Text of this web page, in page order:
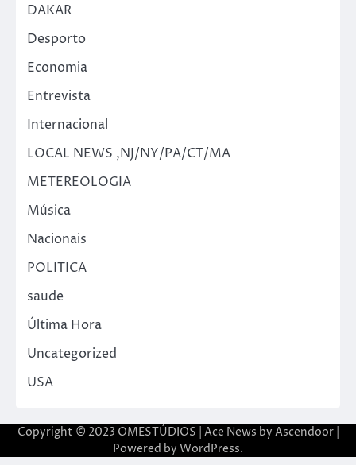
DAKAR
Desporto
Economia
Entrevista
Internacional
LOCAL NEWS ,NJ/NY/PA/CT/MA
METEREOLOGIA
Música
Nacionais
POLITICA
saude
Última Hora
Uncategorized
USA
Copyright © 2023 OMESTÚDIOS | Ace News by Ascendoor|
Powered by WordPress.